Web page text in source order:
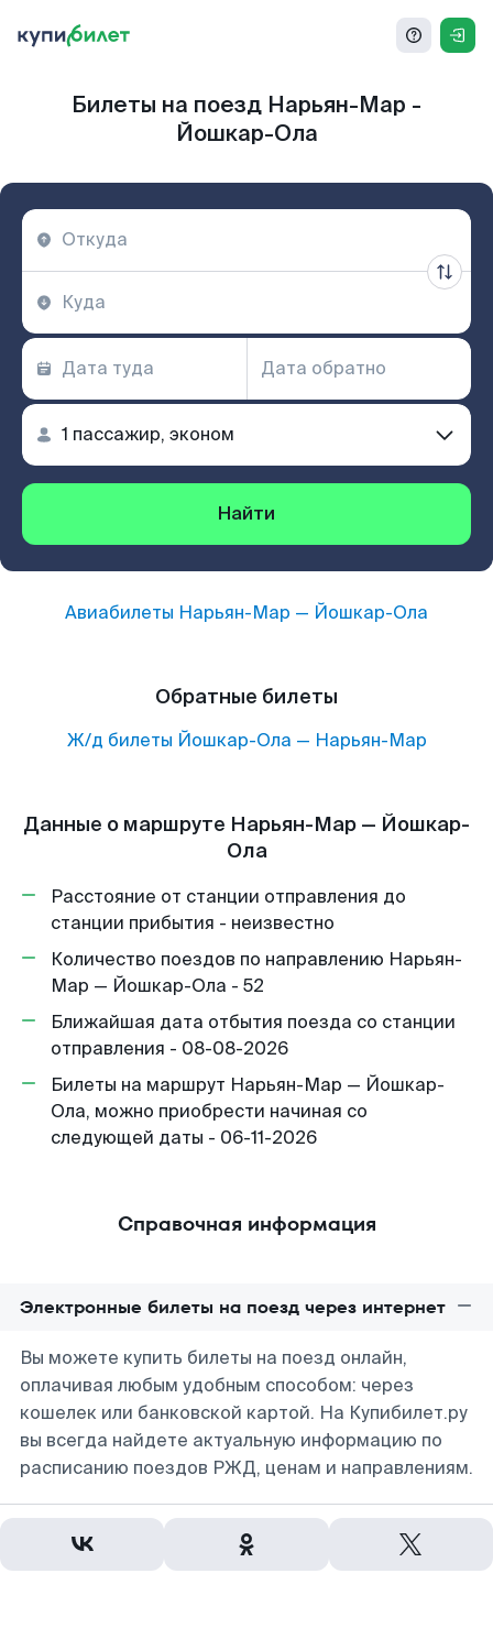
Билеты на поезд Нарьян-Мар -
Йошкар-Ола
Найти
Авиабилеты Нарьян-Мар — Йошкар-Ола
Обратные билеты
Ж/д билеты Йошкар-Ола — Нарьян-Мар
Данные о маршруте Нарьян-Мар — Йошкар-
Ола
Расстояние от станции отправления до
станции прибытия - неизвестно
Количество поездов по направлению Нарьян-
Мар — Йошкар-Ола - 52
Ближайшая дата отбытия поезда со станции
отправления - 08-08-2026
Билеты на маршрут Нарьян-Мар — Йошкар-
Ола, можно приобрести начиная со
следующей даты - 06-11-2026
Справочная информация
Электронные билеты на поезд через интернет
Вы можете купить билеты на поезд онлайн,
оплачивая любым удобным способом: через
кошелек или банковской картой. На Купибилет.ру
вы всегда найдете актуальную информацию по
расписанию поездов РЖД, ценам и направлениям.